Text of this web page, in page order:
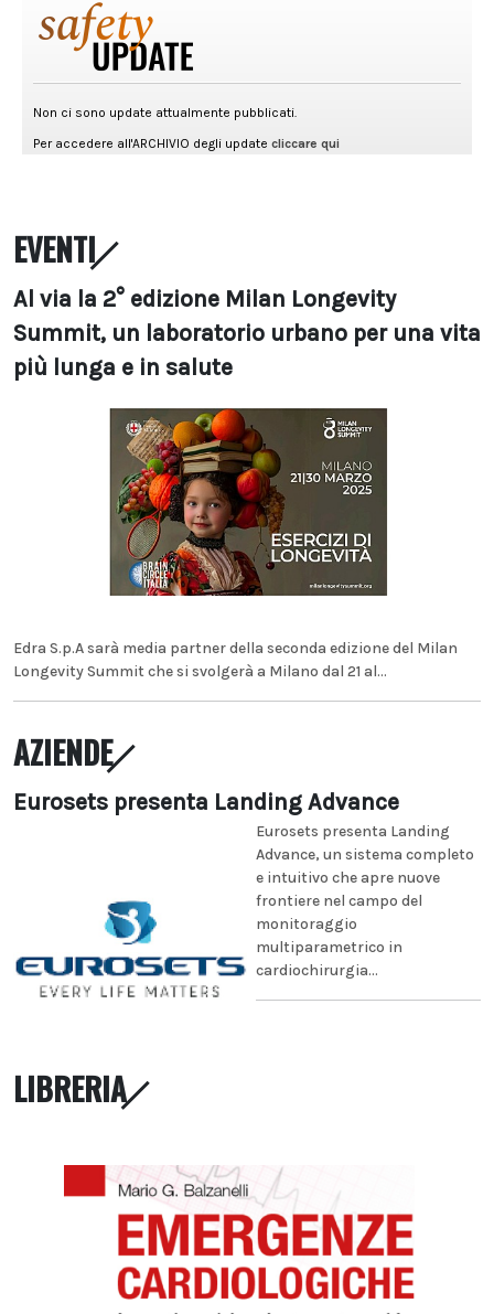
EVENTI
Al via la 2° edizione Milan Longevity
Summit, un laboratorio urbano per una vita
più lunga e in salute
Edra S.p.A sarà media partner della seconda edizione del Milan
Longevity Summit che si svolgerà a Milano dal 21 al...
AZIENDE
Eurosets presenta Landing Advance
Eurosets presenta Landing
Advance, un sistema completo
e intuitivo che apre nuove
frontiere nel campo del
monitoraggio
multiparametrico in
cardiochirurgia...
LIBRERIA